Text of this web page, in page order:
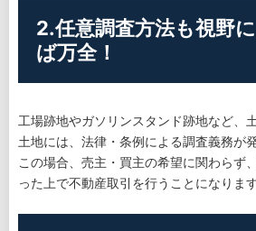
2.任意調査方法も視野
ば万全！
工場跡地やガソリンスタンド跡地など、
土地には、法律・条例による調査義務が
この場合、売主・買主の希望に関わらず
った上で不動産取引を行うことになります